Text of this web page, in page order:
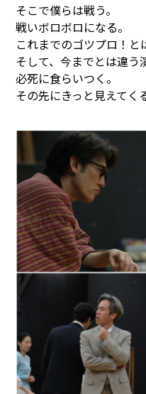
そこで僕らは戦う。
戦いボロボロになる。
これまでのゴツプロ！と
そして、今までとは違う
必死に食らいつく。
その先にきっと見えてく